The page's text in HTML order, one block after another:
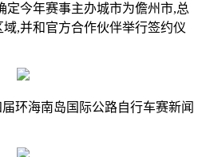
定今年赛事主办城市为儋州市,总
,并和官方合作伙伴举行签约仪
环海南岛国际公路自行车赛新闻